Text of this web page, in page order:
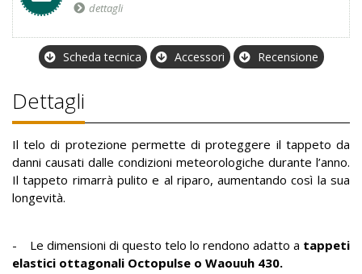
dettagli
Scheda tecnica Accessori Recensione
Dettagli
Il telo di protezione permette di proteggere il tappeto da
danni causati dalle condizioni meteorologiche durante l’anno.
Il tappeto rimarrà pulito e al riparo, aumentando così la sua
longevità.
- Le dimensioni di questo telo lo rendono adatto a tappeti
elastici ottagonali Octopulse o Waouuh 430.